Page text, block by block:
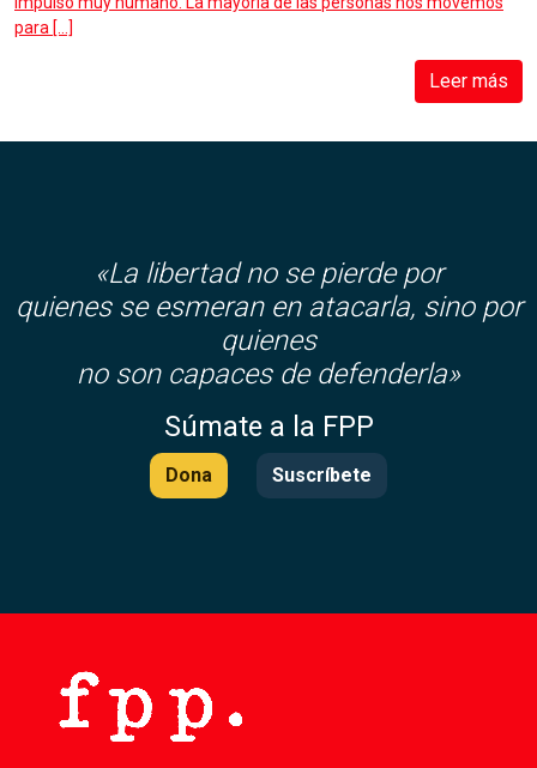
para […]
Leer más
«La libertad no se pierde por
quienes se esmeran en atacarla, sino por
quienes
no son capaces de defenderla»
Súmate a la FPP
Dona Suscríbete